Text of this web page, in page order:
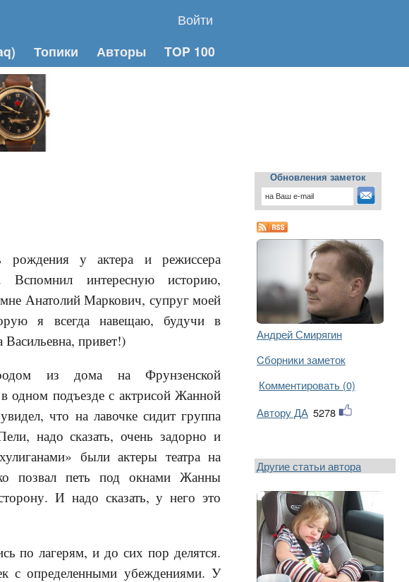
Войти
Топики Авторы TOP 100
рождения у актера и режиссера
Вспомнил интересную историю,
Анатолий Маркович, супруг моей
я всегда навещаю, будучи в
привет!)
из дома на Фрунзенской
одном подъезде с актрисой Жанной
что на лавочке сидит группа
надо сказать, очень задорно и
были актеры театра на
позвал петь под окнами Жанны
И надо сказать, у него это
по лагерям, и до сих пор делятся.
с определенными убеждениями. У
Обновления заметок
Андрей Смирягин
Cборники заметок
Комментировать (0)
Автору ДА 5278
Другие статьи автора